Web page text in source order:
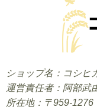
ショップ名：コシ
運営責任者：阿部武
所在地：〒959-